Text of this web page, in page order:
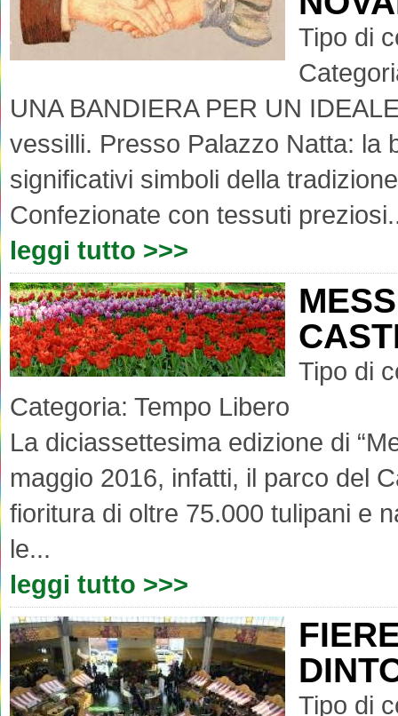
Tipo di
UNA BANDIERA PER UN
vessilli. Presso Palazzo Natta: la
significativi simboli della
Confezionate con tessuti
leggi tutto >>>
Tipo di
Categoria: Tempo Libero
La diciassettesima edizione di
maggio 2016, infatti, il parco del
fioritura di oltre 75.000 tulipani e
le...
leggi tutto >>>
Tipo di